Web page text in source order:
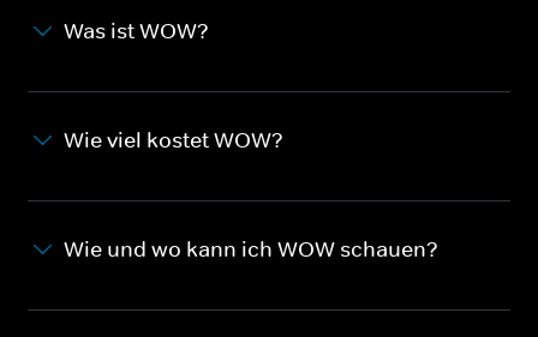
Was ist WOW?
Wie viel kostet WOW?
Wie und wo kann ich WOW schauen?